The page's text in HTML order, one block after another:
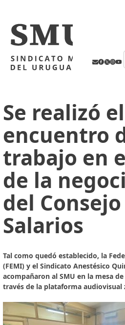
Se realizó
encuentro
trabajo en
de la
del
Salarios
Tal como quedó establecido, la
(FEMI) y el Sindicato Anestésico
acompañaron al SMU en la mesa
través de la plataforma audiovisual